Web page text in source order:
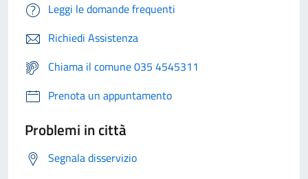
Leggi le domande frequenti
Richiedi Assistenza
Chiama il comune 035 4545311
Prenota un appuntamento
Problemi in città
Segnala disservizio